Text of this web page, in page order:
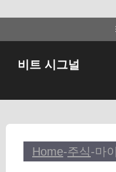
텐
뛰
비트 시그널
Home-주식-